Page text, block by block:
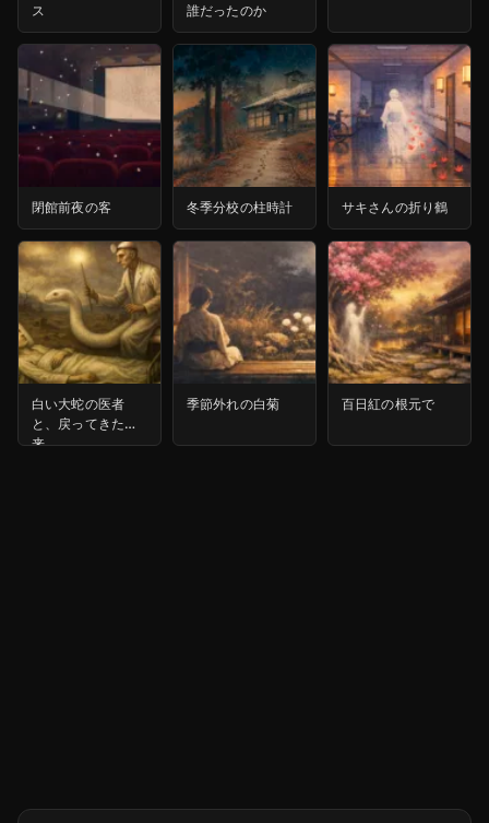
ス
誰だったのか
閉館前夜の客 冬季分校の柱時計 サキさんの折り鶴
白い大蛇の医者
と、戻ってきた未
来
季節外れの白菊 百日紅の根元で